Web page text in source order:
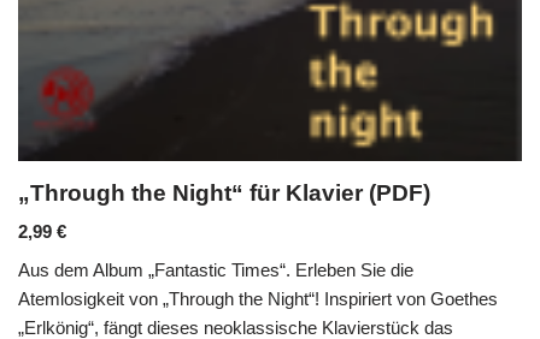
„Through the Night“ für Klavier (PDF)
2,99 €
Aus dem Album „Fantastic Times“. Erleben Sie die
Atemlosigkeit von „Through the Night“! Inspiriert von Goethes
„Erlkönig“, fängt dieses neoklassische Klavierstück das